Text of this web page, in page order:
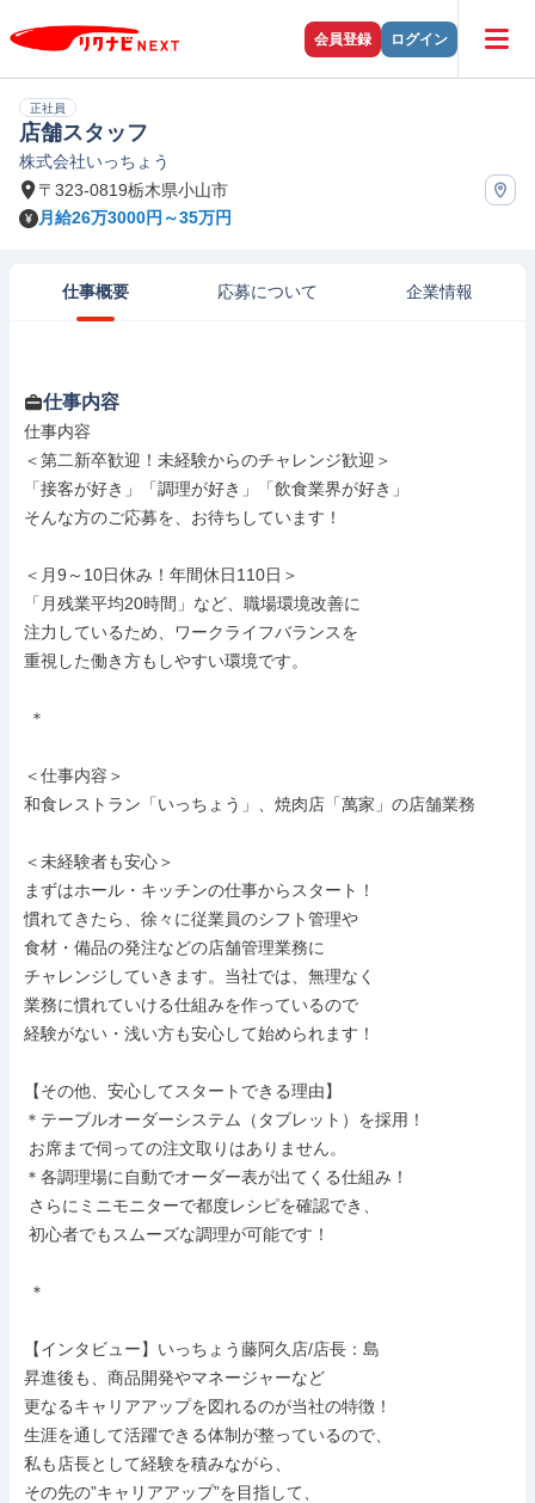
会員登録 ログイン
正社員
店舗スタッフ
株式会社いっちょう
〒323-0819栃木県小山市
月給26万3000円～35万円
仕事概要 応募について 企業情報
仕事内容
仕事内容
＜第二新卒歓迎！未経験からのチャレンジ歓迎＞
「接客が好き」「調理が好き」「飲食業界が好き」
そんな方のご応募を、お待ちしています！
＜月9～10日休み！年間休日110日＞
「月残業平均20時間」など、職場環境改善に
注力しているため、ワークライフバランスを
重視した働き方もしやすい環境です。
＜仕事内容＞
和食レストラン「いっちょう」、焼肉店「萬家」の店舗業務
＜未経験者も安心＞
まずはホール・キッチンの仕事からスタート！
慣れてきたら、徐々に従業員のシフト管理や
食材・備品の発注などの店舗管理業務に
チャレンジしていきます。当社では、無理なく
業務に慣れていける仕組みを作っているので
経験がない・浅い方も安心して始められます！
【その他、安心してスタートできる理由】
＊テーブルオーダーシステム（タブレット）を採用！
＊各調理場に自動でオーダー表が出てくる仕組み！
【インタビュー】いっちょう藤阿久店/店長：島
昇進後も、商品開発やマネージャーなど
更なるキャリアアップを図れるのが当社の特徴！
生涯を通して活躍できる体制が整っているので、
私も店長として経験を積みながら、
その先の”キャリアアップ”を目指して、